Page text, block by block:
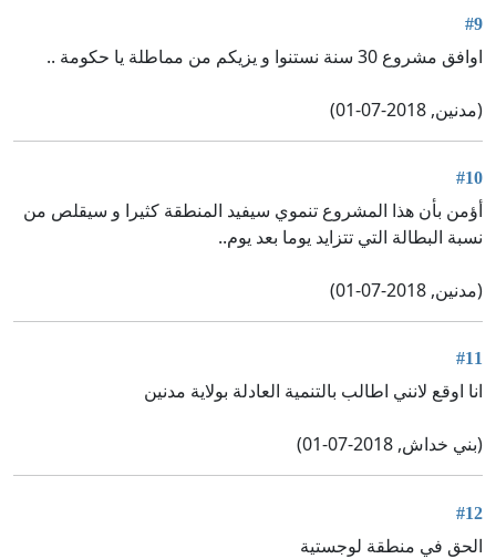
#9
اوافق مشروع 30 سنة نستنوا و يزيكم من مماطلة يا حكومة ..
(مدنين, 2018-07-01)
#10
أؤمن بأن هذا المشروع تنموي سيفيد المنطقة كثيرا و سيقلص من
نسبة البطالة التي تتزايد يوما بعد يوم..
(مدنين, 2018-07-01)
#11
انا اوقع لانني اطالب بالتنمية العادلة بولاية مدنين
(بني خداش, 2018-07-01)
#12
الحق في منطقة لوجستية